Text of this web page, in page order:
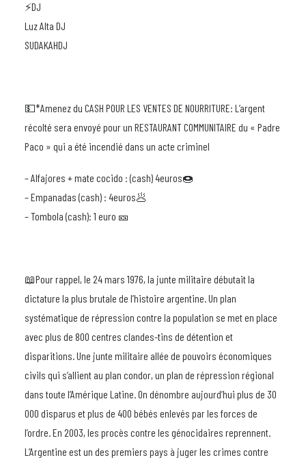
⚡️DJ
Luz Alta DJ
SUDAKAHDJ
💵*Amenez du CASH POUR LES VENTES DE NOURRITURE: L’argent
récolté sera envoyé pour un RESTAURANT COMMUNITAIRE du « Padre
Paco » qui a été incendié dans un acte criminel
– Alfajores + mate cocido : (cash) 4euros🍩
– Empanadas (cash) : 4euros🥟
– Tombola (cash): 1 euro 🎫
📖Pour rappel, le 24 mars 1976, la junte militaire débutait la
dictature la plus brutale de l’histoire argentine. Un plan
systématique de répression contre la population se met en place
avec plus de 800 centres clandes-tins de détention et
disparitions. Une junte militaire allée de pouvoirs économiques
civils qui s’allient au plan condor, un plan de répression régional
dans toute l’Amérique Latine. On dénombre aujourd’hui plus de 30
000 disparus et plus de 400 bébés enlevés par les forces de
l’ordre. En 2003, les procès contre les génocidaires reprennent.
L’Argentine est un des premiers pays à juger les crimes contre